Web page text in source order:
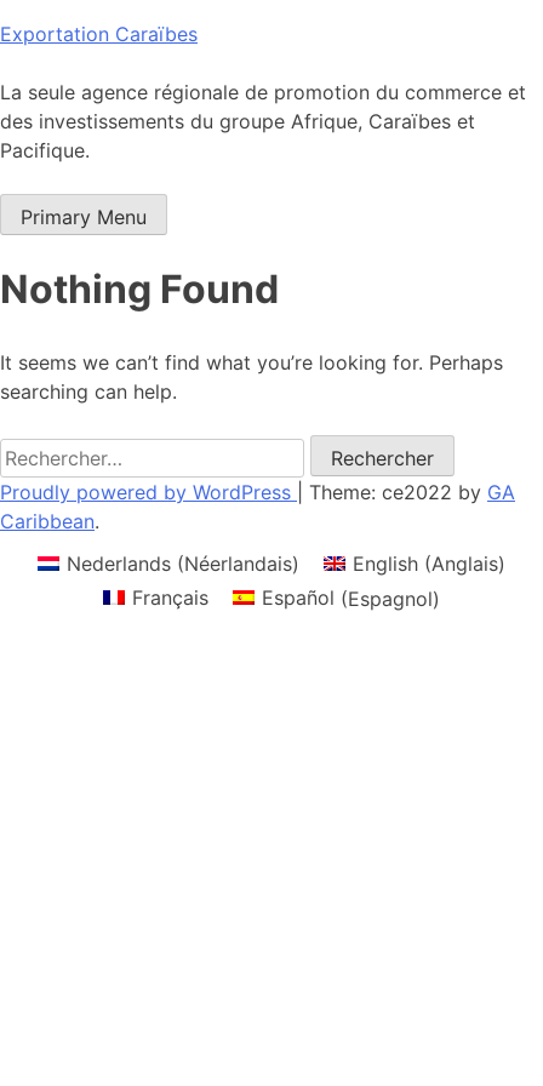
Skip
content
Exportation Caraïbes
La seule agence régionale de promotion du commerce et
des investissements du groupe Afrique, Caraïbes et
Pacifique.
Primary Menu
Nothing Found
It seems we can’t find what you’re looking for. Perhaps
searching can help.
Rechercher :
Proudly powered by WordPress
Theme: ce2022 by GA
Caribbean.
Nederlands (Néerlandais) English (Anglais)
Français
Español (Espagnol)